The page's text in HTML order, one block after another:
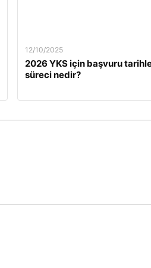
12/10/2025
2026 YKS için başvuru
süreci nedir?